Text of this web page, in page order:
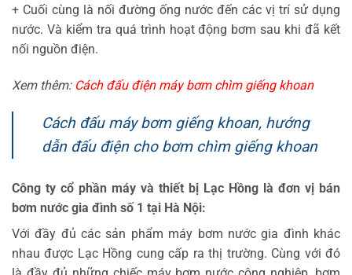
+ Cuối cùng là nối đường ống nước đến các vị trí sử dụng
nước. Và kiểm tra quá trình hoạt động bơm sau khi đã kết
nối nguồn điện.
Xem thêm: Cách đấu điện máy bơm chìm giếng khoan
Cách đấu máy bơm giếng khoan, hướng
dẫn đấu điện cho bơm chìm giếng khoan
Công ty cổ phần máy và thiết bị Lạc Hồng là đơn vị bán
bơm nước gia đình số 1 tại Hà Nội:
Với đầy đủ các sản phẩm máy bơm nước gia đình khác
nhau được Lạc Hồng cung cấp ra thị trường. Cùng với đó